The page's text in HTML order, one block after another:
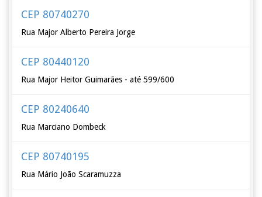
CEP 80740270
Rua Major Alberto Pereira Jorge
CEP 80440120
Rua Major Heitor Guimarães - até 599/600
CEP 80240640
Rua Marciano Dombeck
CEP 80740195
Rua Mário João Scaramuzza